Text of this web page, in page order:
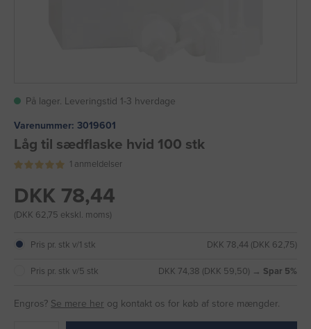
På lager. Leveringstid 1-3 hverdage
Varenummer: 3019601
Låg til sædflaske hvid 100 stk
1 anmeldelser
DKK 78,44
(DKK 62,75 ekskl. moms)
Pris pr. stk v/1 stk DKK 78,44 (DKK 62,75)
Pris pr. stk v/5 stk DKK 74,38 (DKK 59,50) → Spar 5%
Engros? Se mere her og kontakt os for køb af store mængder.